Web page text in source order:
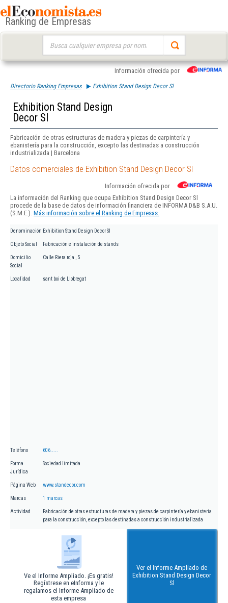
Ranking de Empresas
Información ofrecida por
Directorio Ranking Empresas Exhibition Stand Design Decor Sl
Exhibition Stand Design
Decor Sl
Fabricación de otras estructuras de madera y piezas de carpintería y
ebanistería para la construcción, excepto las destinadas a construcción
industrializada | Barcelona
Datos comerciales de Exhibition Stand Design Decor Sl
Información ofrecida por
La información del Ranking que ocupa Exhibition Stand Design Decor Sl
procede de la base de datos de información financiera de INFORMA D&B S.A.U.
(S.M.E.). Más información sobre el Ranking de Empresas.
Denominación Exhibition Stand Design Decor Sl
Objeto Social Fabricación e instalación de stands
Domicilio
Social
Calle Riera roja , 5
Localidad sant boi de Llobregat
Teléfono 606.....
Forma
Jurídica
Sociedad limitada
Página Web www.standecor.com
Marcas 1 marcas
Actividad
Fabricación de otras estructuras de madera y piezas de carpintería y ebanistería
para la construcción, excepto las destinadas a construcción industrializada
Ve el Informe Ampliado. ¡Es gratis!
Regístrese en eInforma y le
regalamos el Informe Ampliado de
esta empresa
Ver el Informe Ampliado de
Exhibition Stand Design Decor
Sl